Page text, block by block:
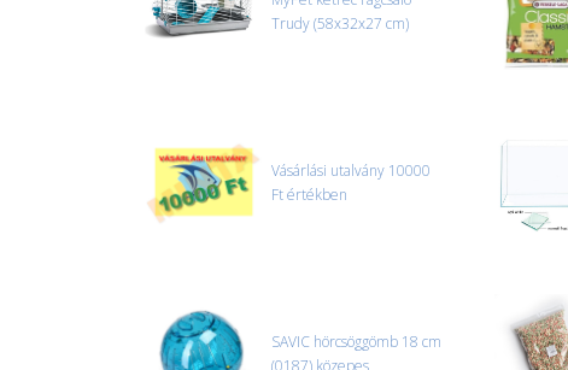
Trudy (58x32x27 cm)
Vásárlási utalvány 10000
Ft értékben
SAVIC hörcsöggömb 18 cm
(0187) közepes